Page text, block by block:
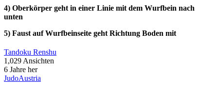
4) Oberkörper geht in einer Linie mit dem Wurfbein nach
unten
5) Faust auf Wurfbeinseite geht Richtung Boden mit
Tandoku Renshu
1,029 Ansichten
6 Jahre her
JudoAustria